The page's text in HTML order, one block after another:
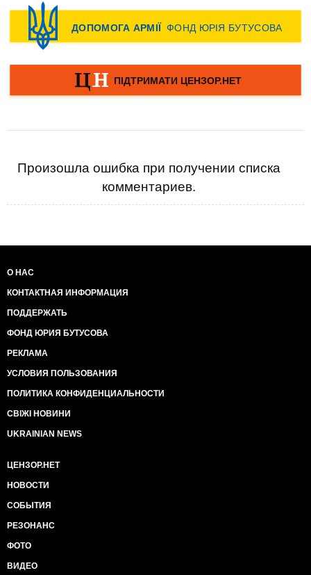
Произошла ошибка при получении списка
комментариев.
О НАС
КОНТАКТНАЯ ИНФОРМАЦИЯ
ПОДДЕРЖАТЬ
ФОНД ЮРИЯ БУТУСОВА
РЕКЛАМА
УСЛОВИЯ ПОЛЬЗОВАНИЯ
ПОЛИТИКА КОНФИДЕНЦИАЛЬНОСТИ
СВІЖІ НОВИНИ
UKRAINIAN NEWS
ЦЕНЗОР.НЕТ
НОВОСТИ
СОБЫТИЯ
РЕЗОНАНС
ФОТО
ВИДЕО